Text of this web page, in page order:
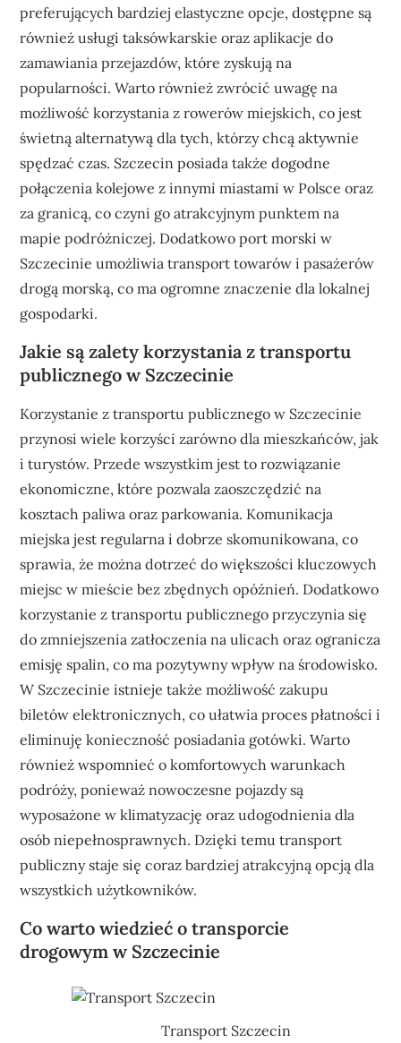
preferujących bardziej elastyczne opcje, dostępne są
również usługi taksówkarskie oraz aplikacje do
zamawiania przejazdów, które zyskują na
popularności. Warto również zwrócić uwagę na
możliwość korzystania z rowerów miejskich, co jest
świetną alternatywą dla tych, którzy chcą aktywnie
spędzać czas. Szczecin posiada także dogodne
połączenia kolejowe z innymi miastami w Polsce oraz
za granicą, co czyni go atrakcyjnym punktem na
mapie podróżniczej. Dodatkowo port morski w
Szczecinie umożliwia transport towarów i pasażerów
drogą morską, co ma ogromne znaczenie dla lokalnej
gospodarki.
Jakie są zalety korzystania z transportu
publicznego w Szczecinie
Korzystanie z transportu publicznego w Szczecinie
przynosi wiele korzyści zarówno dla mieszkańców, jak
i turystów. Przede wszystkim jest to rozwiązanie
ekonomiczne, które pozwala zaoszczędzić na
kosztach paliwa oraz parkowania. Komunikacja
miejska jest regularna i dobrze skomunikowana, co
sprawia, że można dotrzeć do większości kluczowych
miejsc w mieście bez zbędnych opóźnień. Dodatkowo
korzystanie z transportu publicznego przyczynia się
do zmniejszenia zatłoczenia na ulicach oraz ogranicza
emisję spalin, co ma pozytywny wpływ na środowisko.
W Szczecinie istnieje także możliwość zakupu
biletów elektronicznych, co ułatwia proces płatności i
eliminuję konieczność posiadania gotówki. Warto
również wspomnieć o komfortowych warunkach
podróży, ponieważ nowoczesne pojazdy są
wyposażone w klimatyzację oraz udogodnienia dla
osób niepełnosprawnych. Dzięki temu transport
publiczny staje się coraz bardziej atrakcyjną opcją dla
wszystkich użytkowników.
Co warto wiedzieć o transporcie
drogowym w Szczecinie
Transport Szczecin